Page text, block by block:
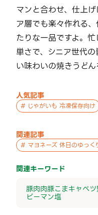
マンと合わせ、仕上
ア層でも楽々作れる
たりな一品ですよ。
単さで、シニア世代
い味わいの焼きうどん
人気記事
# じゃがいも 冷凍保存向け
関連記事
# マヨネーズ 休日のゆっく
関連キーワード
豚肉肉豚こまキャベツ
ピーマン塩